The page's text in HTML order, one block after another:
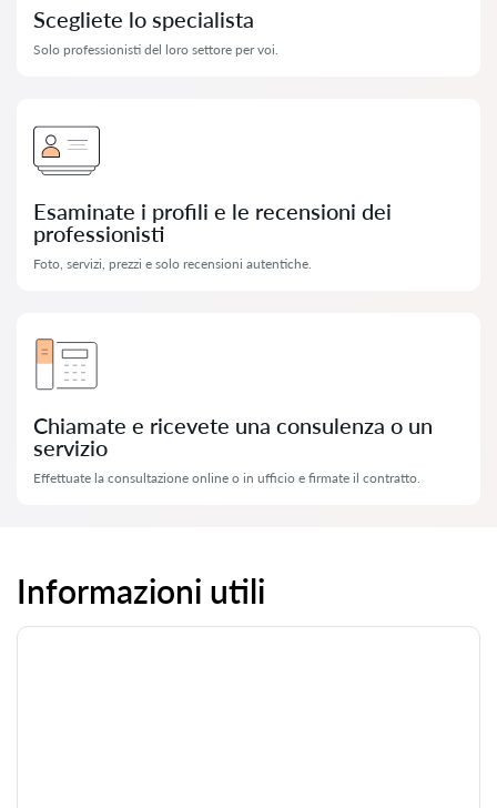
Scegliete lo specialista
Solo professionisti del loro settore per voi.
Esaminate i profili e le recensioni dei
professionisti
Foto, servizi, prezzi e solo recensioni autentiche.
Chiamate e ricevete una consulenza o un
servizio
Effettuate la consultazione online o in ufficio e firmate il contratto.
Informazioni utili